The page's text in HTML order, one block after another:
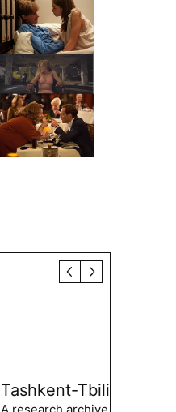
Tashkent-Tbilisi
A research archive of the